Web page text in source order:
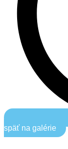
späť na galérie